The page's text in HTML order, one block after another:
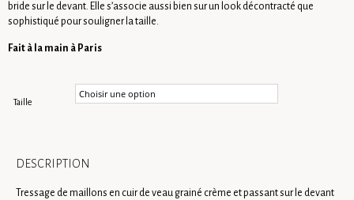
bride sur le devant. Elle s’associe aussi bien sur un look décontracté que
sophistiqué pour souligner la taille.
Fait à la main à Paris
Taille
DESCRIPTION
Tressage de maillons en cuir de veau grainé crème et passant sur le devant